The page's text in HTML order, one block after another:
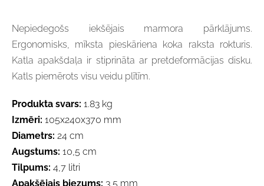
Nepiedegošs iekšējais marmora pārklājums.
Ergonomisks, mīksta pieskāriena koka raksta rokturis.
Katla apakšdaļa ir stiprināta ar pretdeformācijas disku.
Katls piemērots visu veidu plītīm.
Produkta svars: 1.83 kg
Izmēri: 105x240x370 mm
Diametrs: 24 cm
Augstums: 10,5 cm
Tilpums: 4,7 litri
Apakšējais biezums: 3,5 mm